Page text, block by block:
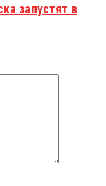
запустят в